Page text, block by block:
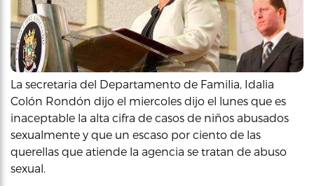
La secretaria del Departamento de Familia, Idalia
Colón Rondón dijo el miercoles dijo el lunes que es
inaceptable la alta cifra de casos de niños abusados
sexualmente y que un escaso por ciento de las
querellas que atiende la agencia se tratan de abuso
sexual.